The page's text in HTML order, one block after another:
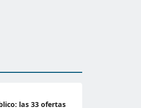
las 33 ofertas